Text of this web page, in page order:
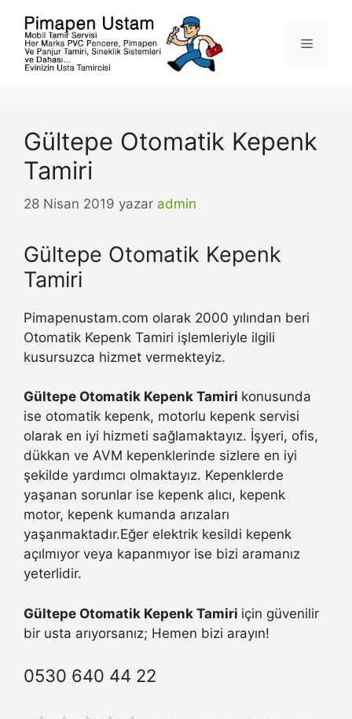
Menü
Gültepe Otomatik Kepenk
Tamiri
28 Nisan 2019 yazar admin
Gültepe Otomatik Kepenk
Tamiri
Pimapenustam.com olarak 2000 yılından beri
Otomatik Kepenk Tamiri işlemleriyle ilgili
kusursuzca hizmet vermekteyiz.
Gültepe Otomatik Kepenk Tamiri konusunda
ise otomatik kepenk, motorlu kepenk servisi
olarak en iyi hizmeti sağlamaktayız. İşyeri, ofis,
dükkan ve AVM kepenklerinde sizlere en iyi
şekilde yardımcı olmaktayız. Kepenklerde
yaşanan sorunlar ise kepenk alıcı, kepenk
motor, kepenk kumanda arızaları
yaşanmaktadır.Eğer elektrik kesildi kepenk
açılmıyor veya kapanmıyor ise bizi aramanız
yeterlidir.
Gültepe Otomatik Kepenk Tamiri için güvenilir
bir usta arıyorsanız; Hemen bizi arayın!
0530 640 44 22